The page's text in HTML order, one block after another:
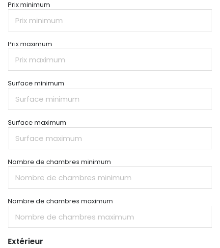
Prix minimum
Prix maximum
Surface minimum
Surface maximum
Nombre de chambres minimum
Nombre de chambres maximum
Extérieur